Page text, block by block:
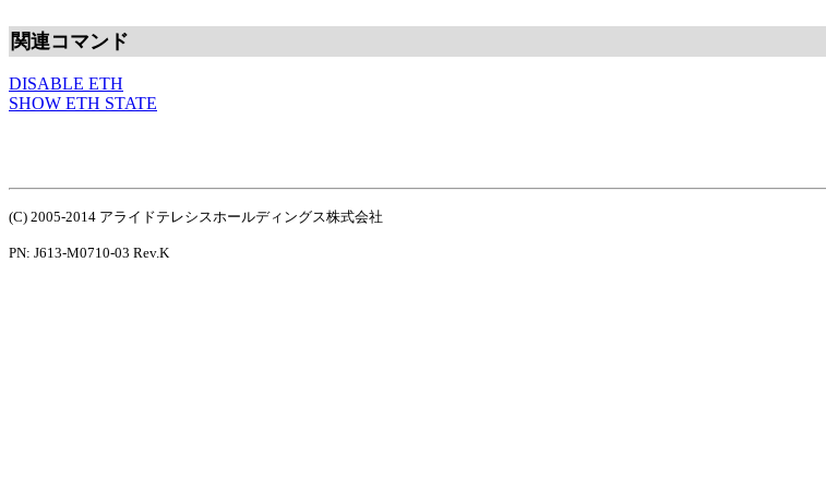
関連コマンド
DISABLE ETH
SHOW ETH STATE
(C) 2005-2014 アライドテレシスホールディングス株式会社
PN: J613-M0710-03 Rev.K